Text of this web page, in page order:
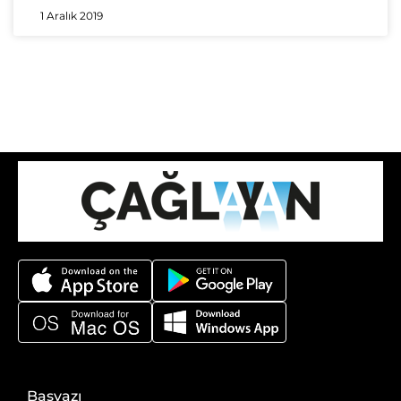
1 Aralık 2019
Başyazı